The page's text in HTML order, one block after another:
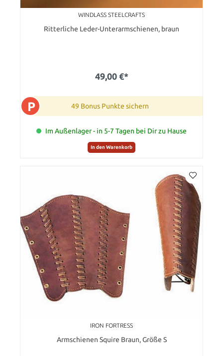
WINDLASS STEELCRAFTS
Ritterliche Leder-Unterarmschienen, braun
49,00 €*
P 49 Bonus Punkte sichern
Im Außenlager - in 5-7 Tagen bei Dir zu Hause
In den Warenkorb
IRON FORTRESS
Armschienen Squire Braun, Größe S